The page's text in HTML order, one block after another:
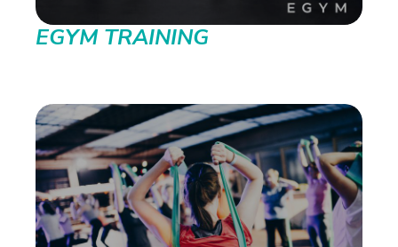
EGYM TRAINING